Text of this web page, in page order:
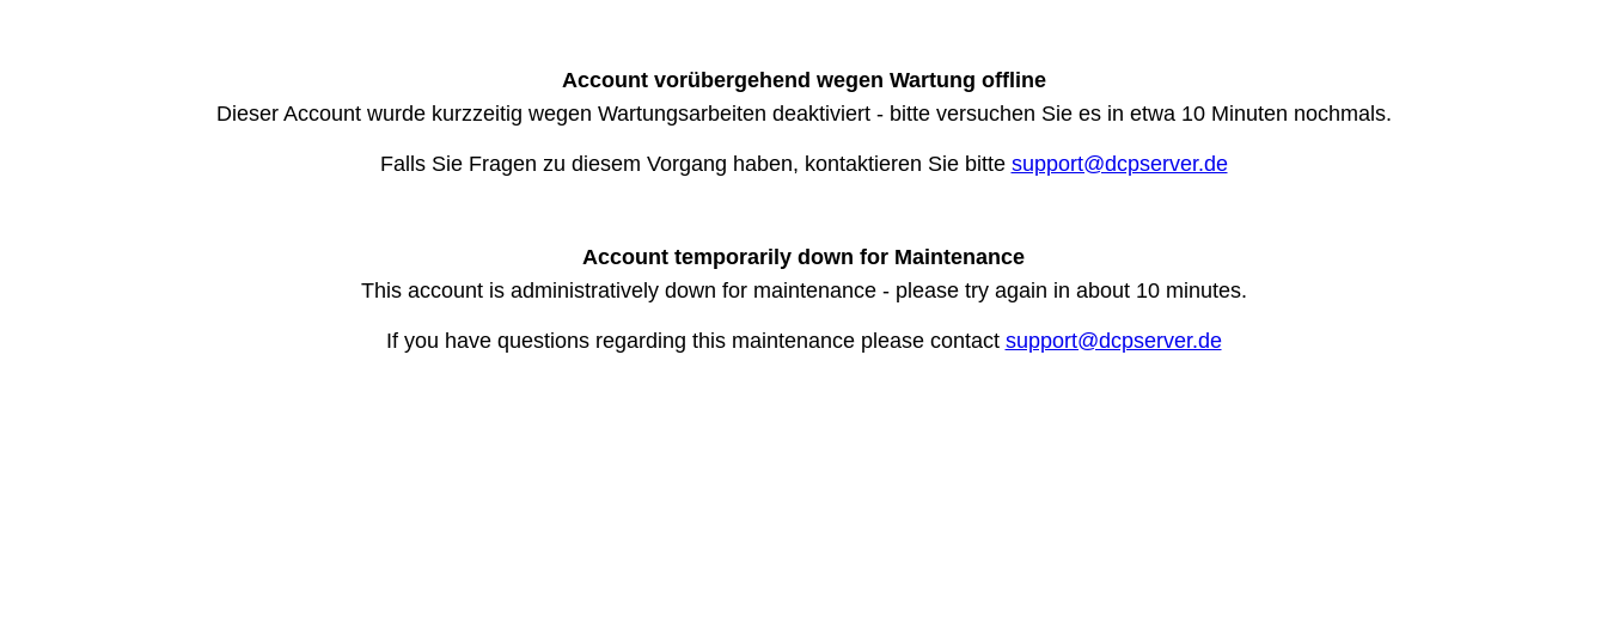
Account vorübergehend wegen Wartung offline
Dieser Account wurde kurzzeitig wegen Wartungsarbeiten deaktiviert - bitte versuchen Sie es in etwa 10 Minuten nochmals.
Falls Sie Fragen zu diesem Vorgang haben, kontaktieren Sie bitte support@dcpserver.de
Account temporarily down for Maintenance
This account is administratively down for maintenance - please try again in about 10 minutes.
If you have questions regarding this maintenance please contact support@dcpserver.de